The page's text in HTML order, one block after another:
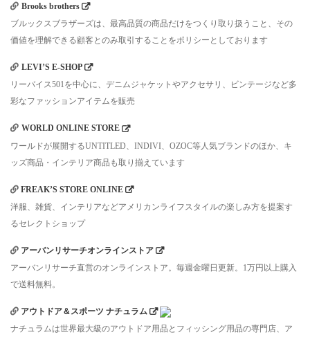
Brooks brothers
ブルックスブラザーズは、最高品質の商品だけをつくり取り扱うこと、その
価値を理解できる顧客とのみ取引することをポリシーとしております
LEVI’S E-SHOP
リーバイス501を中心に、デニムジャケットやアクセサリ、ビンテージなど多
彩なファッションアイテムを販売
WORLD ONLINE STORE
ワールドが展開するUNTITLED、INDIVI、OZOC等人気ブランドのほか、キ
ッズ商品・インテリア商品も取り揃えています
FREAK’S STORE ONLINE
洋服、雑貨、インテリアなどアメリカンライフスタイルの楽しみ方を提案す
るセレクトショップ
アーバンリサーチオンラインストア
アーバンリサーチ直営のオンラインストア。毎週金曜日更新。1万円以上購入
で送料無料。
アウトドア＆スポーツ ナチュラム
ナチュラムは世界最大級のアウトドア用品とフィッシング用品の専門店、ア